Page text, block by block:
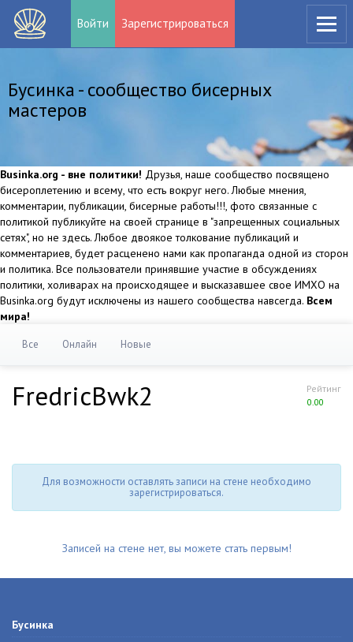
Войти Зарегистрироваться
Бусинка - сообщество бисерных
мастеров
Businka.org - вне политики! Друзья, наше сообщество посвящено
бисероплетению и всему, что есть вокруг него. Любые мнения,
комментарии, публикации, бисерные работы!!!, фото связанные с
политикой публикуйте на своей странице в "запрещенных социальных
сетях", но не здесь. Любое двоякое толкование публикаций и
комментариев, будет расценено нами как пропаганда одной из сторон
и политика. Все пользователи принявшие участие в обсуждениях
политики, холиварах на происходящее и высказавшее свое ИМХО на
Businka.org будут исключены из нашего сообщества навсегда. Всем
мира!
Все Онлайн Новые
Рейтинг
0.00
FredricBwk2
Для возможности оставлять записи на стене необходимо
зарегистрироваться.
Записей на стене нет, вы можете стать первым!
Бусинка